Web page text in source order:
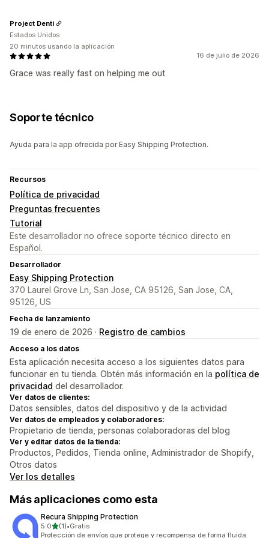
16 de julio de 2026
Grace was really fast on helping me out
Project Denti
Estados Unidos
20 minutos usando la aplicación
Soporte técnico
Ayuda para la app ofrecida por Easy Shipping Protection.
Recursos
Política de privacidad
Preguntas frecuentes
Tutorial
Este desarrollador no ofrece soporte técnico directo en
Español.
Desarrollador
Easy Shipping Protection
370 Laurel Grove Ln, San Jose, CA 95126, San Jose, CA,
95126, US
Fecha de lanzamiento
19 de enero de 2026 · Registro de cambios
Acceso a los datos
Esta aplicación necesita acceso a los siguientes datos para
funcionar en tu tienda. Obtén más información en la política de
privacidad del desarrollador.
Ver datos de clientes:
Datos sensibles, datos del dispositivo y de la actividad
Ver datos de empleados y colaboradores:
Propietario de tienda, personas colaboradoras del blog
Ver y editar datos de la tienda:
Productos, Pedidos, Tienda online, Administrador de Shopify,
Otros datos
Ver los detalles
Más aplicaciones como esta
Recura Shipping Protection
5.0de 5 estrellas
(1)
1 reseñas en total
•Gratis
Protección de envíos que protege y recompensa de forma fluida.